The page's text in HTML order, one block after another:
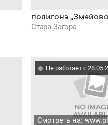
полигона
Стара-Загора
Не работает с
Смотреть на: